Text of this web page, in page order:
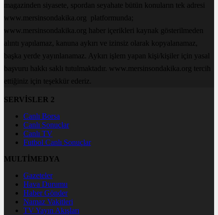
magazinden siyasete, spordan seyahate bütün konuların tek adresi
www.mersinsondakika.org platformunda;
www.mersinsondakika.org haber içerikleri kaynak gösterilmeden
alıntı yapılamaz, kanuna aykırı ve izinsiz olarak kopyalanamaz,
başka yerde yayınlanamaz. Aykırı işlem yapan kişi/kişiler için yasal
başvuru hakkı saklı tutulmaktadır. www.mersinsondakika.org tercih
ettiğiniz için teşekkür ederiz.
SERVİSLER 2
Canlı Borsa
Canlı Sonuçlar
Canlı TV
Futbol Canlı Sonuçlar
MULTİMEDYA
Gazeteler
Hava Durumu
Haber Gönder
Namaz Vakitleri
TV Yayın Akışları